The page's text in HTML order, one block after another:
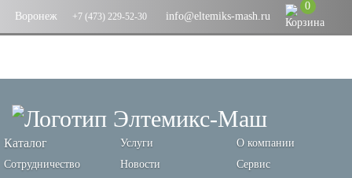
Воронеж +7 (473) 229-52-30 info@eltemiks-mash.ru
0
Каталог Услуги
О компании
Сотрудничество
Новости
Сервис